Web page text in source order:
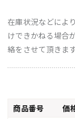
在庫状況などによ
けできかねる場合
絡をさせて頂きま
商品番号 価